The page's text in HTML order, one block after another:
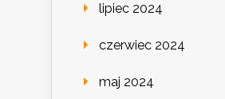
lipiec 2024
czerwiec 2024
maj 2024